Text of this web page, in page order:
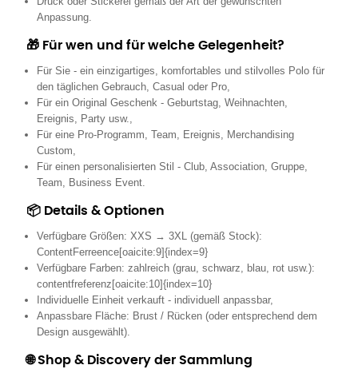
Anpassung.
🎁 Für wen und für welche Gelegenheit?
Für Sie - ein einzigartiges, komfortables und stilvolles Polo für
den täglichen Gebrauch, Casual oder Pro,
Für ein Original Geschenk - Geburtstag, Weihnachten,
Ereignis, Party usw.,
Für eine Pro-Programm, Team, Ereignis, Merchandising
Custom,
Für einen personalisierten Stil - Club, Association, Gruppe,
Team, Business Event.
📦 Details & Optionen
Verfügbare Größen: XXS → 3XL (gemäß Stock):
ContentFerreence[oaicite:9]{index=9}
Verfügbare Farben: zahlreich (grau, schwarz, blau, rot usw.):
contentfreferenz[oaicite:10]{index=10}
Individuelle Einheit verkauft - individuell anpassbar,
Anpassbare Fläche: Brust / Rücken (oder entsprechend dem
Design ausgewählt).
🌐 Shop & Discovery der Sammlung